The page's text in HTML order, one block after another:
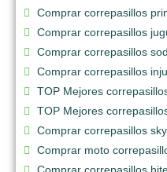
Comprar correpasillos
Comprar correpasillos
Comprar correpasillos
Comprar correpasillos
TOP Mejores
TOP Mejores
Comprar correpasillos
Comprar moto
Comprar correpasillos